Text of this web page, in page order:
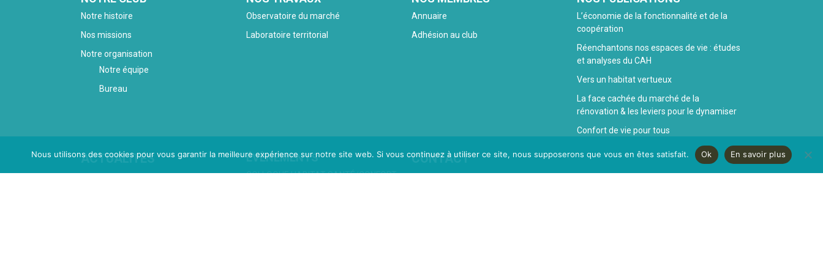
Notre histoire
Nos missions
Notre organisation
Notre équipe
Bureau
Observatoire du marché
Laboratoire territorial
Annuaire
Adhésion au club
L’économie de la fonctionnalité et de la
coopération
Réenchantons nos espaces de vie : études
et analyses du CAH
Vers un habitat vertueux
La face cachée du marché de la
rénovation & les leviers pour le dynamiser
Confort de vie pour tous
ACTUALITÉS ÉVÈNEMENTS
COLLOQUE HABITAT SANTÉ/CONFORT
CONTACT
Nous utilisons des cookies pour vous garantir la meilleure expérience sur notre site web. Si vous continuez à utiliser ce site, nous supposerons que vous en êtes satisfait. Ok En savoir plus